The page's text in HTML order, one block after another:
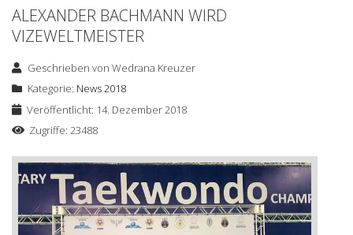
ALEXANDER BACHMANN WIRD
VIZEWELTMEISTER
Geschrieben vonWedrana Kreuzer
Kategorie: News 2018
Veröffentlicht: 14. Dezember 2018
Zugriffe: 23488